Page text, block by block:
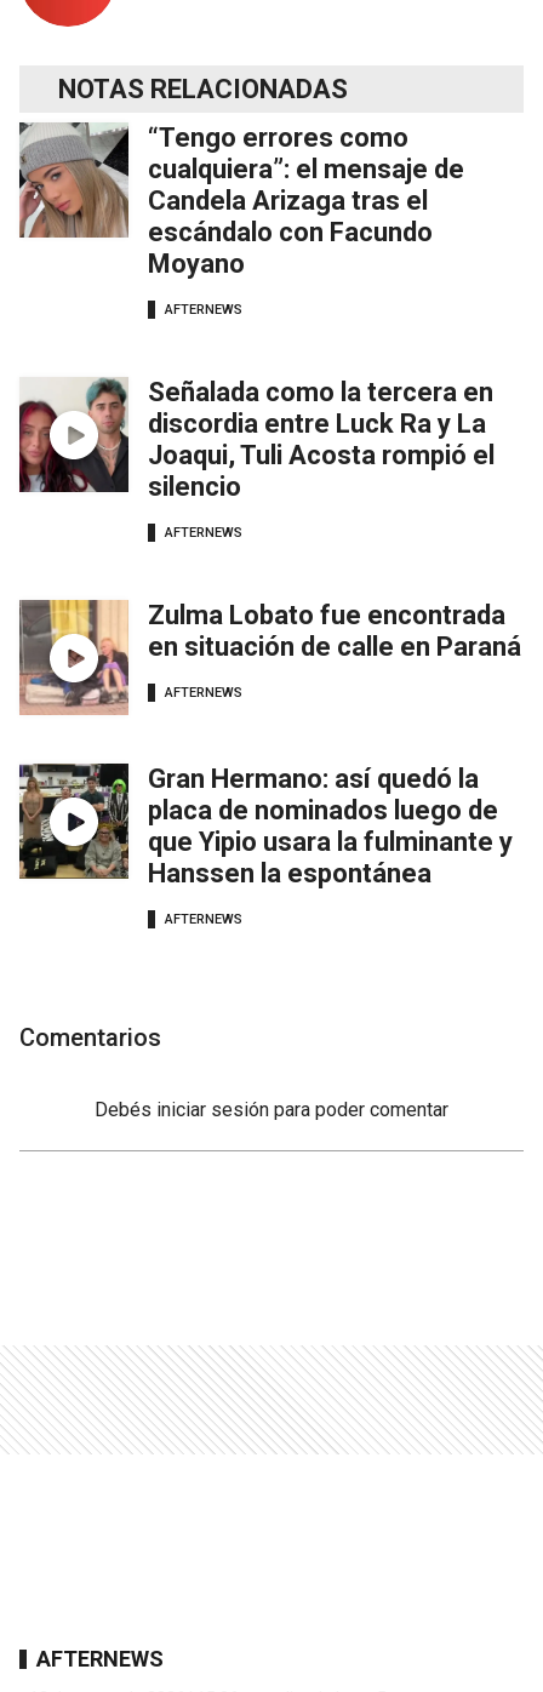
NOTAS RELACIONADAS
“Tengo errores como
cualquiera”: el mensaje de
Candela Arizaga tras el
escándalo con Facundo
Moyano
AFTERNEWS
Señalada como la tercera en
discordia entre Luck Ra y La
Joaqui, Tuli Acosta rompió el
silencio
AFTERNEWS
Zulma Lobato fue encontrada
en situación de calle en Paraná
AFTERNEWS
Gran Hermano: así quedó la
placa de nominados luego de
que Yipio usara la fulminante y
Hanssen la espontánea
AFTERNEWS
Comentarios
Debés iniciar sesión para poder comentar
AFTERNEWS